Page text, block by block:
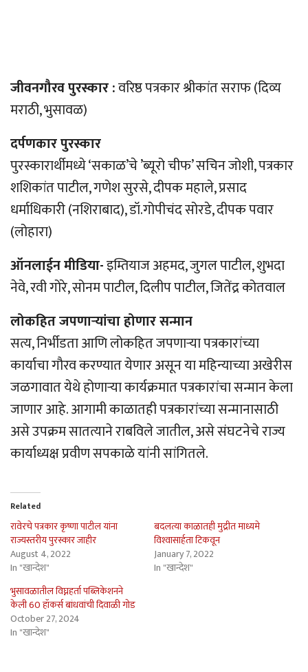
जीवनगौरव पुरस्कार :वरिष्ठ पत्रकार श्रीकांत सराफ (दिव्य
मराठी, भुसावळ)
दर्पणकार पुरस्कार
पुरस्कारार्थीमध्ये ‘सकाळ’चे ’ब्यूरो चीफ’ सचिन जोशी, पत्रकार
शशिकांत पाटील, गणेश सुरसे, दीपक महाले, प्रसाद
धर्माधिकारी (नशिराबाद), डॉ.गोपीचंद सोरडे, दीपक पवार
(लोहारा)
ऑनलाईन मीडिया-इम्तियाज अहमद, जुगल पाटील, शुभदा
नेवे, रवी गोरे, सोनम पाटील, दिलीप पाटील, जितेंद्र कोतवाल
लोकहित जपणार्‍यांचा होणार सन्मान
सत्य, निर्भीडता आणि लोकहित जपणार्‍या पत्रकारांच्या
कार्याचा गौरव करण्यात येणार असून या महिन्याच्या अखेरीस
जळगावात येथे होणार्‍या कार्यक्रमात पत्रकारांचा सन्मान केला
जाणार आहे. आगामी काळातही पत्रकारांच्या सन्मानासाठी
असे उपक्रम सातत्याने राबविले जातील, असे संघटनेचे राज्य
कार्याध्यक्ष प्रवीण सपकाळे यांनी सांगितले.
Related
रावेरचे पत्रकार कृष्णा पाटील यांना
राज्यस्तरीय पुरस्कार जाहीर
August 4, 2022
In "खान्देश"
बदलत्या काळातही मुद्रीत माध्यमे
विश्‍वासार्हता टिकवून
January 7, 2022
In "खान्देश"
भुसावळातील विघ्नहर्ता पब्लिकेशनने
केली 60 हॉकर्स बांधवांची दिवाळी गोड
October 27, 2024
In "खान्देश"